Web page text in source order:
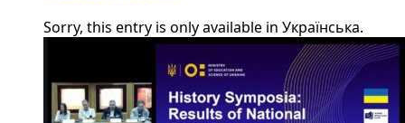
Sorry, this entry is only available in Українська.